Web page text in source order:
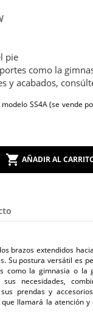
pie
como la
y acabados,
SS4A (se vende
AÑADIR AL
brazos extendidos
Su postura versátil es
como la gimnasia o
necesidades,
prendas y
llamará la atención